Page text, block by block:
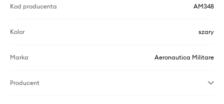
Kod producenta AM348
Kolor szary
Marka Aeronautica Militare
Producent